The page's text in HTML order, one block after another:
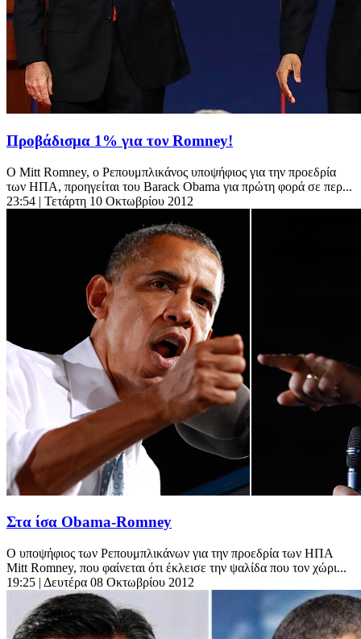
Προβάδισμα 1% για τον Romney!
Ο Mitt Romney, ο Ρεπουμπλικάνος υποψήφιος για την προεδρία
των ΗΠΑ, προηγείται του Barack Obama για πρώτη φορά σε περ...
23:54 | Τετάρτη 10 Οκτωβρίου 2012
Στα ίσα Obama-Romney
Ο υποψήφιος των Ρεπουμπλικάνων για την προεδρία των ΗΠΑ
Μitt Romney, που φαίνεται ότι έκλεισε την ψαλίδα που τον χώρι...
19:25 | Δευτέρα 08 Οκτωβρίου 2012